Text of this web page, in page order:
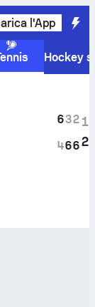
l'App
Hockey
6
4
3
6
2
6
1
2